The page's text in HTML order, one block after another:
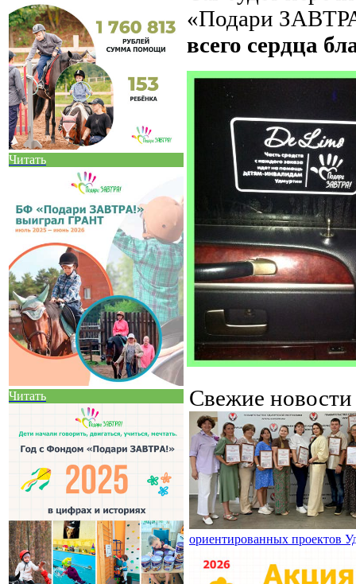
Читать
Читать
«Подари
всего сердца
Свежие
ориентированных проектов